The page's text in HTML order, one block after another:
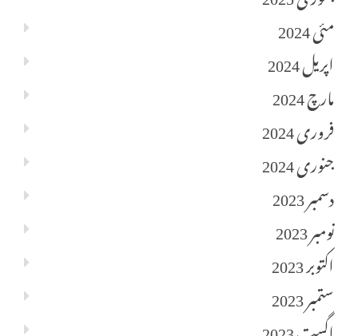
مئی 2024
اپریل 2024
مارچ 2024
فروری 2024
جنوری 2024
دسمبر 2023
نومبر 2023
اکتوبر 2023
ستمبر 2023